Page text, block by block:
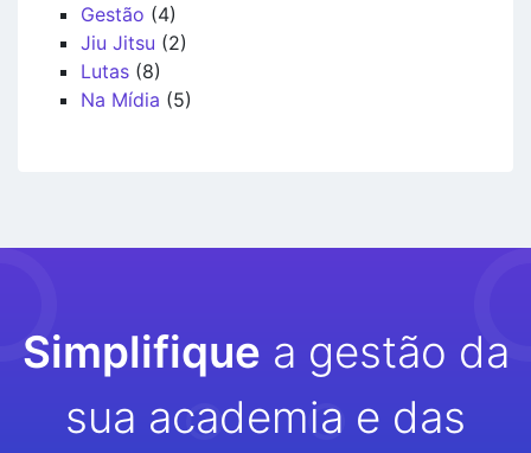
Gestão (4)
Jiu Jitsu (2)
Lutas (8)
Na Mídia (5)
Simplifique a gestão da
sua academia e das